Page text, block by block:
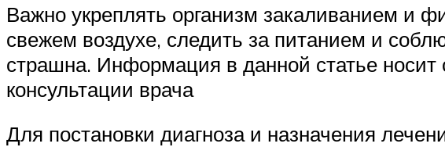
Важно укреплять организм закаливанием и
свежем воздухе, следить за питанием и
страшна. Информация в данной статье
консультации врача
Для постановки диагноза и назначения